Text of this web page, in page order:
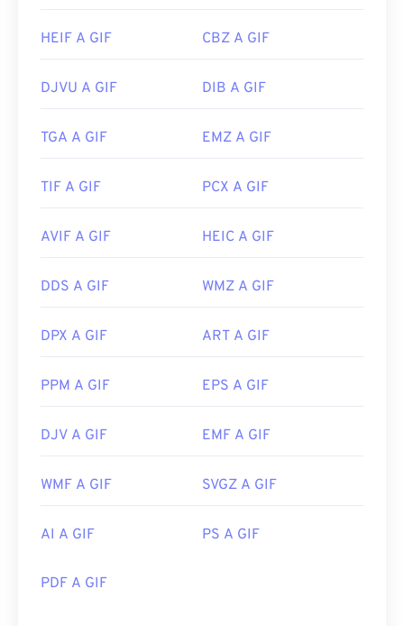
HEIF A GIF CBZ A GIF
DJVU A GIF DIB A GIF
TGA A GIF EMZ A GIF
TIF A GIF PCX A GIF
AVIF A GIF HEIC A GIF
DDS A GIF WMZ A GIF
DPX A GIF ART A GIF
PPM A GIF EPS A GIF
DJV A GIF EMF A GIF
WMF A GIF SVGZ A GIF
AI A GIF PS A GIF
PDF A GIF